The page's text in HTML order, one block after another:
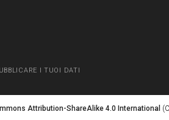
I TUOI DATI
Attribution-ShareAlike 4.0 International